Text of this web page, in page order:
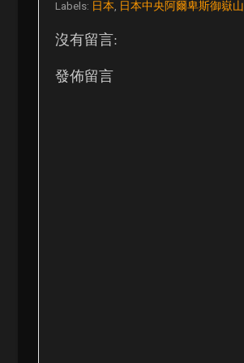
Labels: 日本 日本中央阿爾卑斯御嶽山
沒有留言:
發佈留言